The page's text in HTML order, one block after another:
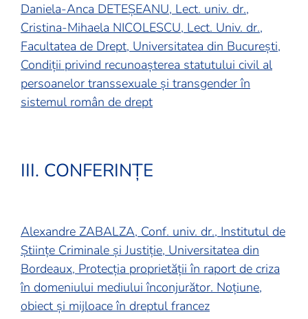
Daniela-Anca DETEȘEANU, Lect. univ. dr.,
Cristina-Mihaela NICOLESCU, Lect. Univ. dr.,
Facultatea de Drept, Universitatea din București,
Condiții privind recunoașterea statutului civil al
persoanelor transsexuale și transgender în
sistemul român de drept
III. CONFERINȚE
Alexandre ZABALZA, Conf. univ. dr., Institutul de
Științe Criminale și Justiție, Universitatea din
Bordeaux, Protecția proprietății în raport de criza
în domeniului mediului înconjurător. Noțiune,
obiect și mijloace în dreptul francez